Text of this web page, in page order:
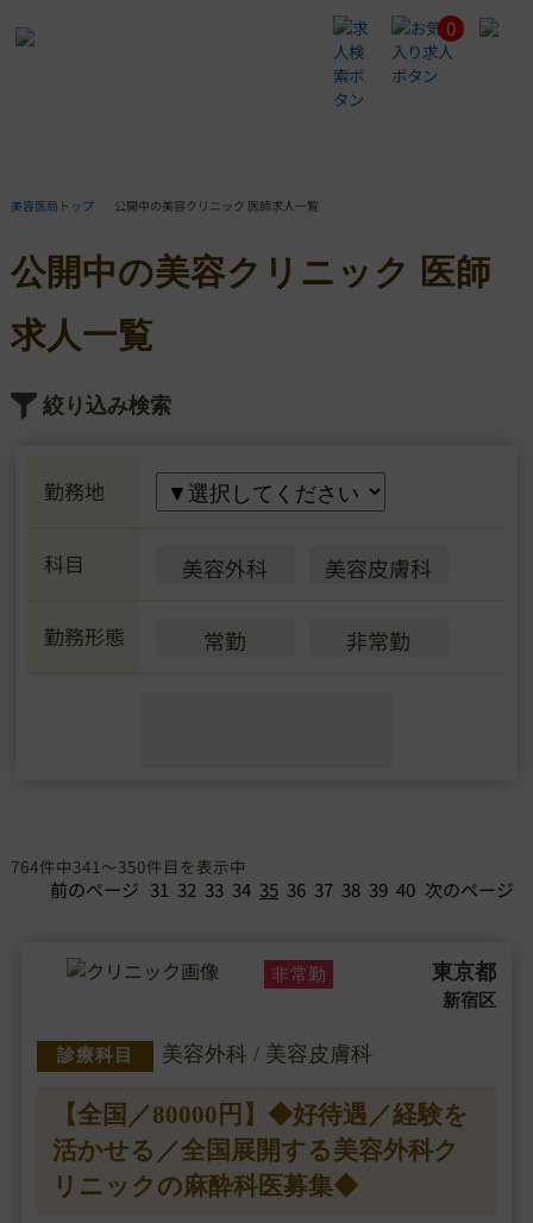
公
開
ニ
ク
医
求
覧
0
美容医局トップ 公開中の美容クリニック 医師求人一覧
公開中の美容クリニック 医師
求人一覧
絞り込み検索
勤務地
科目 美容外科 美容皮膚科
勤務形態 常勤 非常勤
764件中341～350件目を表示中
前のページ 31 32 33 34 35 36 37 38 39 40 次のページ
非常勤 東京都
新宿区
診療科目 美容外科 / 美容皮膚科
【全国／80000円】◆好待遇／経験を
活かせる／全国展開する美容外科ク
リニックの麻酔科医募集◆